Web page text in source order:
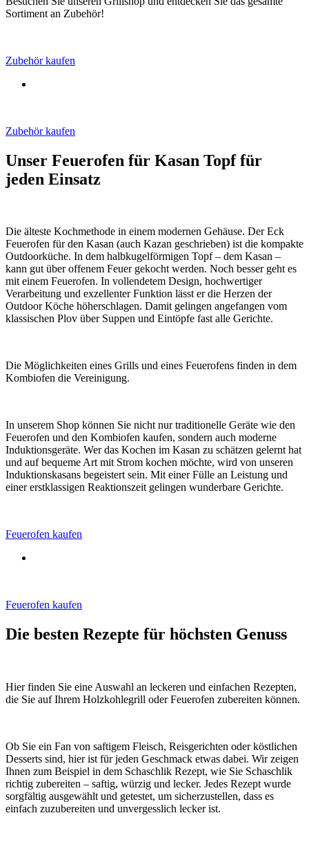
Sortiment an Zubehör!
Zubehör kaufen
Zubehör kaufen
Unser Feuerofen für Kasan Topf für
jeden Einsatz
Die älteste Kochmethode in einem modernen Gehäuse. Der Eck
Feuerofen für den Kasan (auch Kazan geschrieben) ist die kompakte
Outdoorküche. In dem halbkugelförmigen Topf – dem Kasan –
kann gut über offenem Feuer gekocht werden. Noch besser geht es
mit einem Feuerofen. In vollendetem Design, hochwertiger
Verarbeitung und exzellenter Funktion lässt er die Herzen der
Outdoor Köche höherschlagen. Damit gelingen angefangen vom
klassischen Plov über Suppen und Eintöpfe fast alle Gerichte.
Die Möglichkeiten eines Grills und eines Feuerofens finden in dem
Kombiofen die Vereinigung.
In unserem Shop können Sie nicht nur traditionelle Geräte wie den
Feuerofen und den Kombiofen kaufen, sondern auch moderne
Induktionsgeräte. Wer das Kochen im Kasan zu schätzen gelernt hat
und auf bequeme Art mit Strom kochen möchte, wird von unseren
Induktionskasans begeistert sein. Mit einer Fülle an Leistung und
einer erstklassigen Reaktionszeit gelingen wunderbare Gerichte.
Feuerofen kaufen
Feuerofen kaufen
Die besten Rezepte für höchsten Genuss
Hier finden Sie eine Auswahl an leckeren und einfachen Rezepten,
die Sie auf Ihrem Holzkohlegrill oder Feuerofen zubereiten können.
Ob Sie ein Fan von saftigem Fleisch, Reisgerichten oder köstlichen
Desserts sind, hier ist für jeden Geschmack etwas dabei. Wir zeigen
Ihnen zum Beispiel in dem Schaschlik Rezept, wie Sie Schaschlik
richtig zubereiten – saftig, würzig und lecker. Jedes Rezept wurde
sorgfältig ausgewählt und getestet, um sicherzustellen, dass es
einfach zuzubereiten und unvergesslich lecker ist.